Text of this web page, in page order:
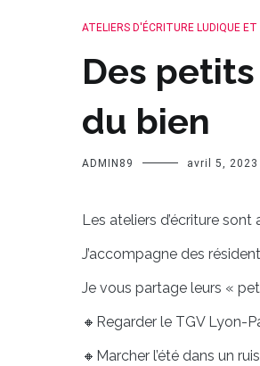
ATELIERS D'ÉCRITURE LUDIQUE
Des
du bien
ADMIN89 avril 5, 2023
Les ateliers d’écriture sont
J’accompagne des
Je vous partage leurs «
🔸Regarder le TGV Lyon-
🔸Marcher l’été dans un